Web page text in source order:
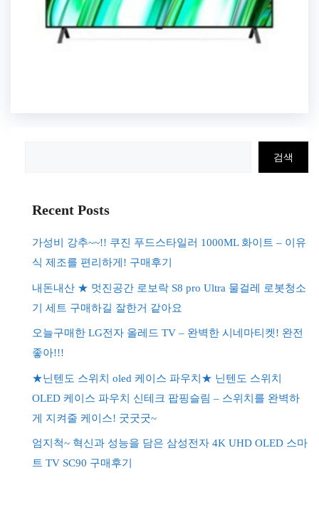
검색
Recent Posts
가성비 강추~~!! 쿠진 푸드스타일러 1000ML 화이트 – 이유
식 제조를 편리하게! 구매후기
내돈내산 ★ 멋진공간 로보락 S8 pro Ultra 물걸레 로봇청소
기 세트 구매하길 잘한거 같아요
오늘구매한 LG전자 올레드 TV – 완벽한 시네마티켓! 완전
좋아!!!
★닌텐도 스위치 oled 케이스 파우치★ 닌텐도 스위치
OLED 케이스 파우치 신테크 팝핑슬림 – 스위치를 완벽하
게 지켜줄 케이스! 굿굿굿~
엄지척~ 혁신과 성능을 담은 삼성전자 4K UHD OLED 스마
트 TV SC90 구매후기